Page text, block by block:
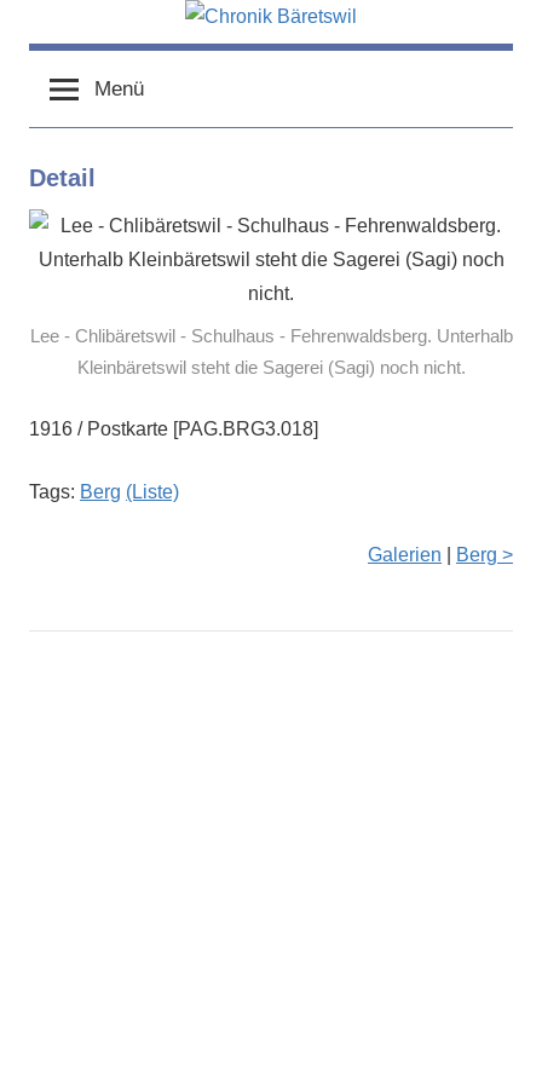
Inhalt
springenchronik-
baeretswil.ch
baeretswil.ch
Menü
Detail
Lee - Chlibäretswil - Schulhaus - Fehrenwaldsberg. Unterhalb
Kleinbäretswil steht die Sagerei (Sagi) noch nicht.
1916 / Postkarte [PAG.BRG3.018]
Tags: Berg (Liste)
Galerien Berg >